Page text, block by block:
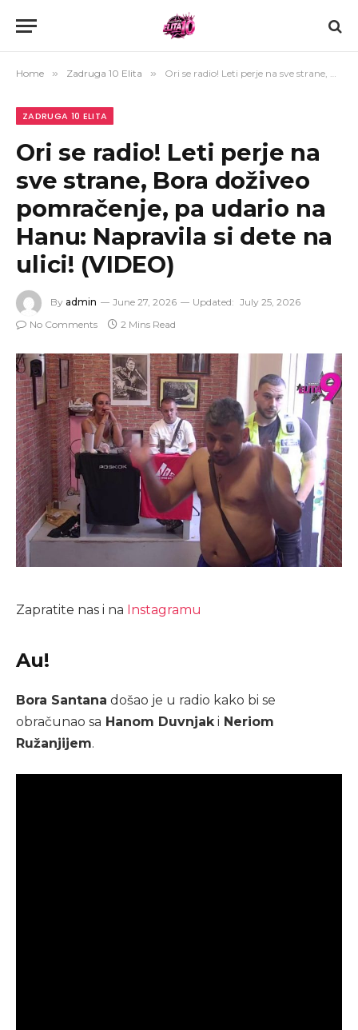
Home » Zadruga 10 Elita » Ori se radio! Leti perje na sve strane, Bora doživeo pomračenje, pa udario na Hanu: Napravila si dete na ulici! (VIDEO)
ZADRUGA 10 ELITA
Ori se radio! Leti perje na
sve strane, Bora doživeo
pomračenje, pa udario na
Hanu: Napravila si dete na
ulici! (VIDEO)
By admin June 27, 2026 Updated: July 25, 2026
No Comments
2 Mins Read
Zapratite nas i na Instagramu
Au!
Bora Santana došao je u radio kako bi se
obračunao sa Hanom Duvnjaki Neriom
Ružanjijem.